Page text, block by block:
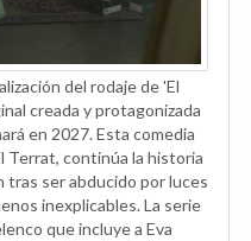
del rodaje de 'El
creada y protagonizada
en 2027. Esta comedia
Terrat, continúa la historia
ser abducido por luces
inexplicables. La serie
que incluye a Eva